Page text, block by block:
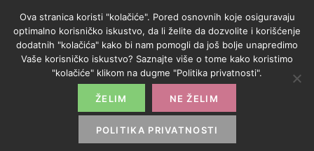
Težak period za ugostitelje
Ova stranica koristi "kolačiće". Pored osnovnih koje osiguravaju
optimalno korisničko iskustvo, da li želite da dozvolite i korišćenje
dodatnih "kolačića" kako bi nam pomogli da još bolje unapredimo
Vaše korisničko iskustvo? Saznajte više o tome kako koristimo
"kolačiće" klikom na dugme "Politika privatnosti".
ŽELIM NE ŽELIM
POLITIKA PRIVATNOSTI